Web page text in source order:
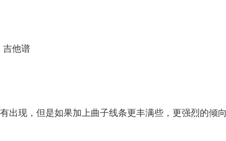
他谱
出现，但是如果加上曲子线条更丰满些，更强烈的倾